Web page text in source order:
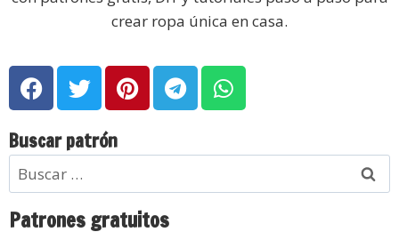
crear ropa única en casa.
Buscar patrón
Patrones gratuitos